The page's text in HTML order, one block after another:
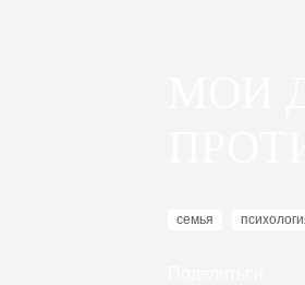
семья